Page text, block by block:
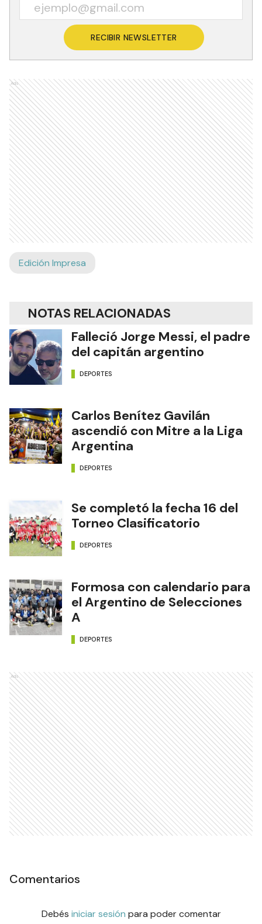
RECIBIR NEWSLETTER
Ads
Edición Impresa
NOTAS RELACIONADAS
Falleció Jorge Messi, el padre
del capitán argentino
DEPORTES
Carlos Benítez Gavilán
ascendió con Mitre a la Liga
Argentina
DEPORTES
Se completó la fecha 16 del
Torneo Clasificatorio
DEPORTES
Formosa con calendario para
el Argentino de Selecciones
A
DEPORTES
Ads
Comentarios
Debés iniciar sesión para poder comentar